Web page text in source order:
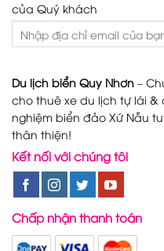
của Quý khách
Du lịch biển Quy Nhơn –
cho thuê xe du lịch tự lái &
nghiệm biển đảo Xứ Nẫu
thân thiện!
Kết nối với chúng tôi
Chấp nhận thanh toán